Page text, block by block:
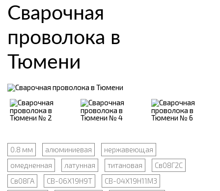
Сварочная
проволока в
Тюмени
0.8 мм алюминиевая
нержавеющая
омедненная
латунная титановая
Св08Г2С
Св08ГА
СВ-06Х19Н9Т
СВ-04Х19Н11М3